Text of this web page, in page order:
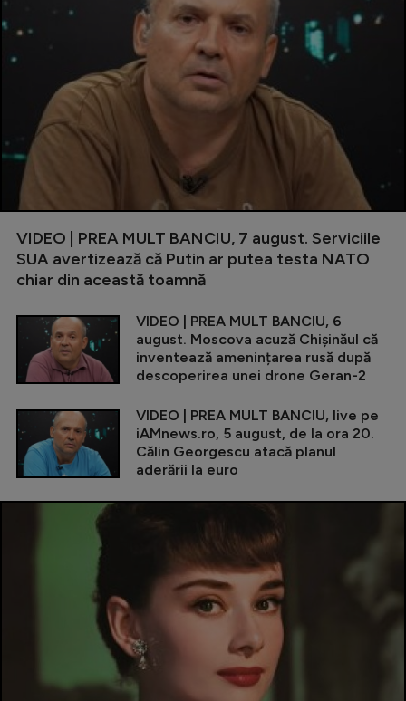
VIDEO | PREA MULT BANCIU, 7 august. Serviciile
SUA avertizează că Putin ar putea testa NATO
chiar din această toamnă
VIDEO | PREA MULT BANCIU, 6
august. Moscova acuză Chișinăul că
inventează amenințarea rusă după
descoperirea unei drone Geran-2
VIDEO | PREA MULT BANCIU, live pe
iAMnews.ro, 5 august, de la ora 20.
Călin Georgescu atacă planul
aderării la euro